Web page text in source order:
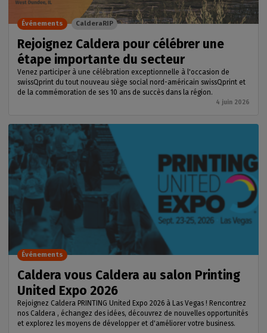
Rejoignez Caldera pour célébrer une
étape importante du secteur
Venez participer à une célébration exceptionnelle à l'occasion de
swissQprint du tout nouveau siège social nord-américain swissQprint et
de la commémoration de ses 10 ans de succès dans la région.
4 juin 2026
Événements CalderaRIP
Caldera vous Caldera au salon Printing
United Expo 2026
Rejoignez Caldera PRINTING United Expo 2026 à Las Vegas ! Rencontrez
nos Caldera , échangez des idées, découvrez de nouvelles opportunités
et explorez les moyens de développer et d'améliorer votre business.
Événements